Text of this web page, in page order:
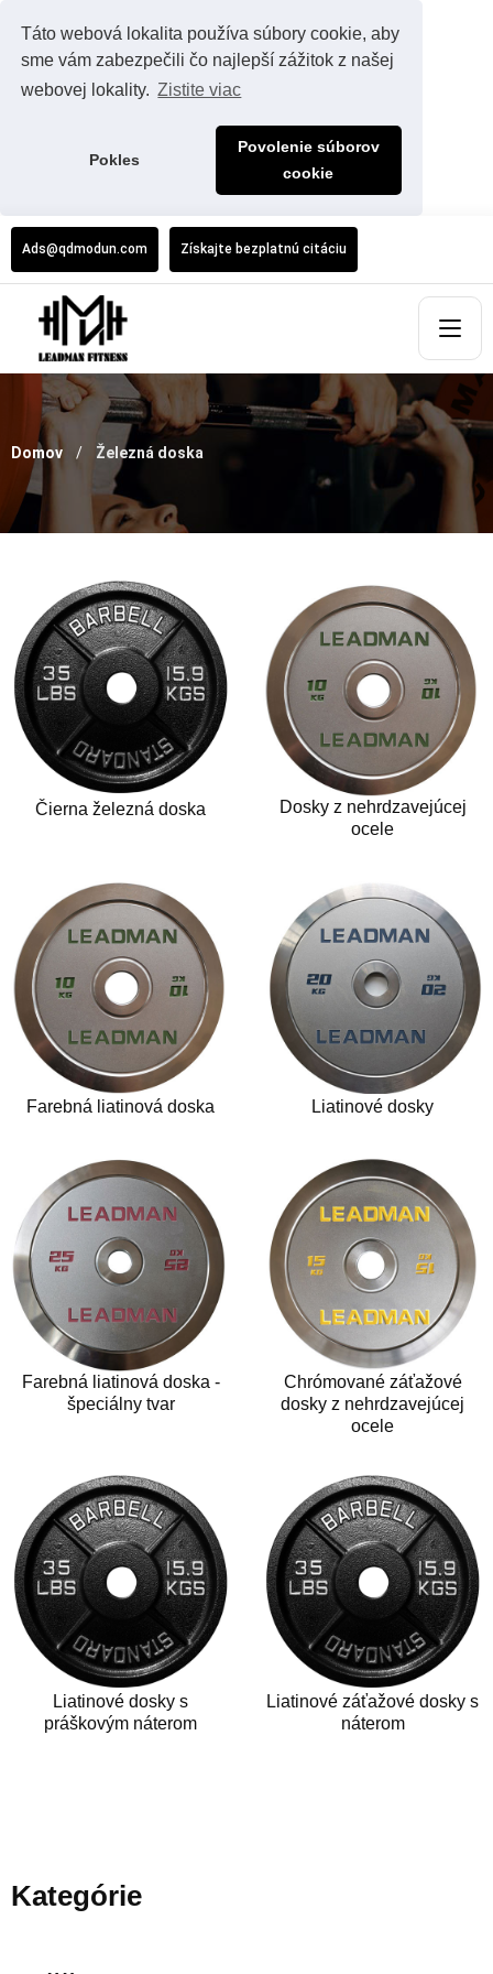
Táto webová lokalita používa súbory cookie, aby
sme vám zabezpečili čo najlepší zážitok z našej
webovej lokality. Zistite viac
Pokles
Povolenie súborov
cookie
Ads@qdmodun.com Získajte bezplatnú citáciu
Domov Železná doska
Čierna železná doska
Dosky z nehrdzavejúcej
ocele
Farebná liatinová doska Liatinové dosky
Farebná liatinová doska -
špeciálny tvar
Chrómované záťažové
dosky z nehrdzavejúcej
ocele
Liatinové dosky s
práškovým náterom
Liatinové záťažové dosky s
náterom
Kategórie